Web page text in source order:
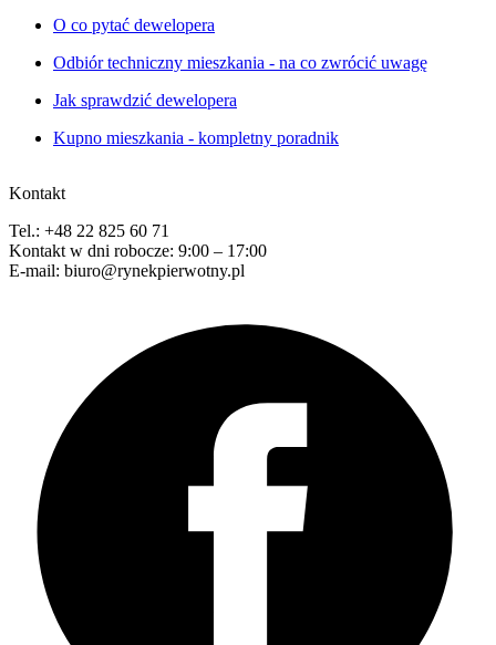
O co pytać dewelopera
Odbiór techniczny mieszkania - na co zwrócić uwagę
Jak sprawdzić dewelopera
Kupno mieszkania - kompletny poradnik
Kontakt
Tel.: +48 22 825 60 71
Kontakt w dni robocze: 9:00 – 17:00
E-mail: biuro@rynekpierwotny.pl